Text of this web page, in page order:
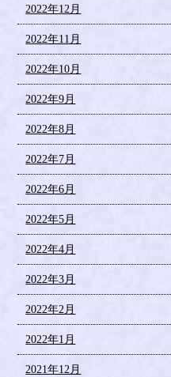
2022年12月
2022年11月
2022年10月
2022年9月
2022年8月
2022年7月
2022年6月
2022年5月
2022年4月
2022年3月
2022年2月
2022年1月
2021年12月